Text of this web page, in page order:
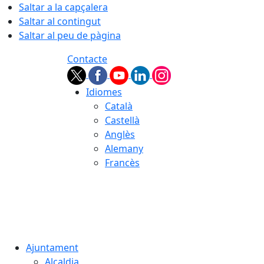
Saltar a la capçalera
Saltar al contingut
Saltar al peu de pàgina
Contacte
Idiomes
Català
Castellà
Anglès
Alemany
Francès
Ajuntament